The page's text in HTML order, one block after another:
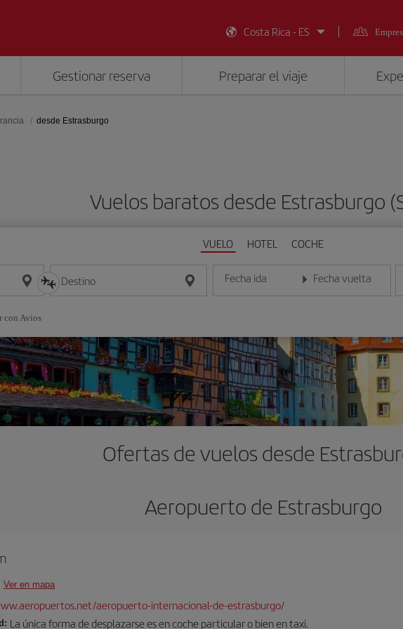
Costa Rica - ES
Gestionar reserva Preparar el viaje
desde Estrasburgo
Vuelos baratos desde Estrasburgo
VUELO HOTEL COCHE
Destino Fecha ida
Introduce la fecha en formato día/mes/año
Fecha vuelta
Introduce la fecha en
con Avios
Ofertas de vuelos desde
Aeropuerto de Estrasburgo
Ver en mapa
aeropuerto-internacional-de-estrasburgo/
La única forma de desplazarse es en coche particular o bien en taxi.